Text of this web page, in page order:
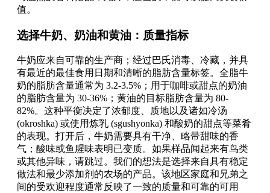
值。
选择牛奶、奶油和黄油：质量指标
牛奶应来自可靠的生产商；经过巴氏消毒、冷藏，并具
有最近的最佳食用日期和清晰的脂肪含量标签。全脂牛
奶的脂肪含量通常为 3.2-3.5%；用于咖啡或甜点的奶油
的脂肪含量为 30-36%；黄油的目标脂肪含量为 80-
82%。这种平衡决定了浓郁度、质地以及诸如冷汤
(okroshka) 或使用炼乳 (sgushyonka) 和酸奶的甜点等菜肴
的表现。打开后，牛奶需要具有干净、略带甜味的香
气；酸味或鱼腥味表明已变质。如果样品闻起来有鸟类
或其他异味，请跳过。我们的想法是选择来自具有稳定
做法和最少添加剂的农场的产品。该地区家庭和兄弟之
间的受欢迎程度通常反映了一致的质量和可靠的可用